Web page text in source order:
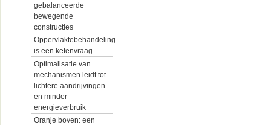
gebalanceerde
bewegende
constructies
Oppervlaktebehandeling
is een ketenvraag
Optimalisatie van
mechanismen leidt tot
lichtere aandrijvingen
en minder
energieverbruik
Oranje boven: een